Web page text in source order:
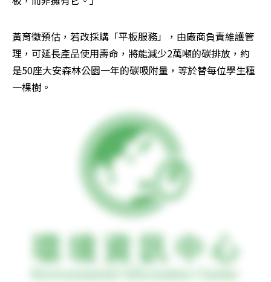
黃育徵預估，若改採購「平板服務」，由廠商負責維護管
理，可延長產品使用壽命，將能減少2萬噸的碳排放，約
是50座大安森林公園一年的碳吸附量，等於替每位學生種
一棵樹。